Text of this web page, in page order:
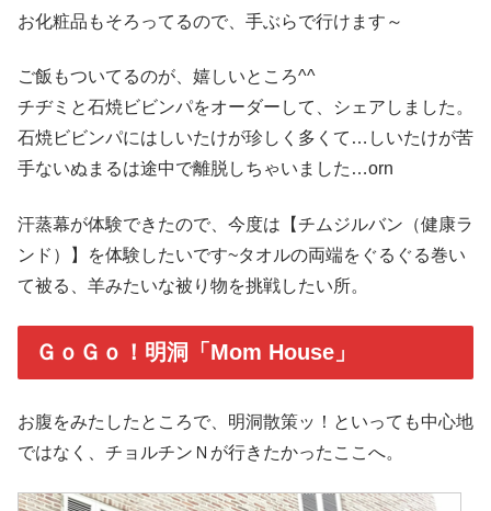
お化粧品もそろってるので、手ぶらで行けます～
ご飯もついてるのが、嬉しいところ^^
チヂミと石焼ビビンパをオーダーして、シェアしました。
石焼ビビンパにはしいたけが珍しく多くて…しいたけが苦
手ないぬまるは途中で離脱しちゃいました…orn
汗蒸幕が体験できたので、今度は【チムジルバン（健康ラ
ンド）】を体験したいです~タオルの両端をぐるぐる巻い
て被る、羊みたいな被り物を挑戦したい所。
ＧｏＧｏ！明洞「Mom House」
お腹をみたしたところで、明洞散策ッ！といっても中心地
ではなく、チョルチンＮが行きたかったここへ。